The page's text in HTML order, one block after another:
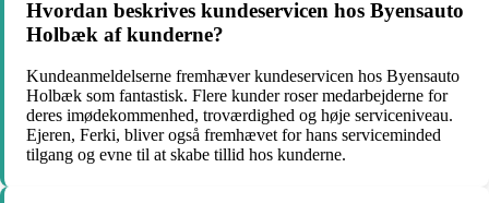
Hvordan beskrives kundeservicen hos Byensauto
Holbæk af kunderne?
Kundeanmeldelserne fremhæver kundeservicen hos Byensauto
Holbæk som fantastisk. Flere kunder roser medarbejderne for
deres imødekommenhed, troværdighed og høje serviceniveau.
Ejeren, Ferki, bliver også fremhævet for hans serviceminded
tilgang og evne til at skabe tillid hos kunderne.